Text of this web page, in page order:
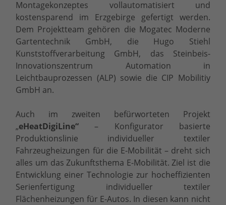
Montagekonzeptes vollautomatisiert und
kostensparend im Erzgebirge gefertigt werden.
Dem Projektteam gehören die Mogatec Moderne
Gartentechnik GmbH, die Hugo Stiehl
Kunststoffverarbeitung GmbH, das Steinbeis-
Innovationszentrum Automation in
Leichtbauprozessen (ALP) sowie die CIP Mobilitiy
GmbH an.
Auch im zweiten befürworteten Projekt
„eHeatDigiLine“ – Konfigurator basierte
Produktionslinie individueller textiler
Fahrzeugheizungen für die E-Mobilität – dreht sich
alles um das Zukunftsthema E-Mobilität. Ziel ist die
Entwicklung einer Technologie zur hocheffizienten
Serienfertigung individueller textiler
Flächenheizungen für E-Autos. In diesen kann nicht